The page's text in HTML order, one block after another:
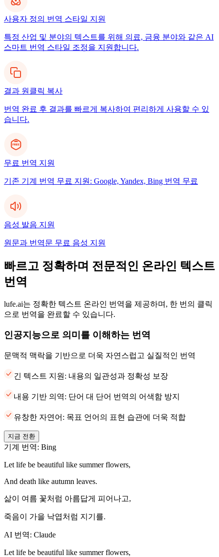
사용자 정의 번역 스타일 지원
특정 산업 및 분야의 텍스트를 위해 의료, 금융 분야와 같은 AI
스마트 번역 스타일 조정을 지원합니다.
결과 원클릭 복사
번역 완료 후 결과를 빠르게 복사하여 편리하게 사용할 수 있
습니다.
무료 번역 지원
기존 기계 번역 무료 지원: Google, Yandex, Bing 번역 무료
음성 발음 지원
원문과 번역문 무료 음성 지원
빠르고 정확하며 전문적인 온라인 텍스트
번역
lufe.ai는 정확한 텍스트 온라인 번역을 제공하며, 한 번의 클릭
으로 번역을 완료할 수 있습니다.
인공지능으로 의미를 이해하는 번역
문맥적 맥락을 기반으로 더욱 자연스럽고 실질적인 번역
긴 텍스트 지원: 내용의 일관성과 정확성 보장
내용 기반 의역: 단어 대 단어 번역의 어색함 방지
유창한 자연어: 목표 언어의 표현 습관에 더욱 적합
지금 전환
기계 번역: Bing
Let life be beautiful like summer flowers,
And death like autumn leaves.
삶이 여름 꽃처럼 아름답게 피어나고,
죽음이 가을 낙엽처럼 지기를.
AI 번역: Claude
Let life be beautiful like summer flowers,